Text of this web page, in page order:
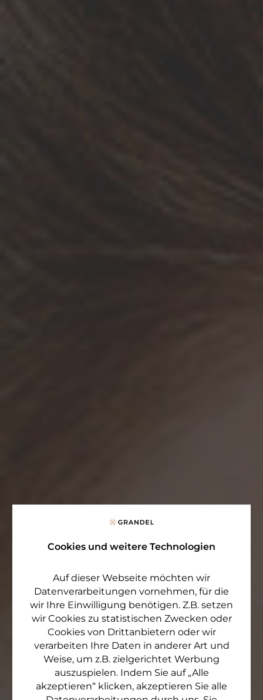
Cookies und weitere Technologien
Auf dieser Webseite möchten wir
Datenverarbeitungen vornehmen, für die
wir Ihre Einwilligung benötigen. Z.B. setzen
wir Cookies zu statistischen Zwecken oder
Cookies von Drittanbietern oder wir
verarbeiten Ihre Daten in anderer Art und
Weise, um z.B. zielgerichtet Werbung
auszuspielen. Indem Sie auf „Alle
akzeptieren“ klicken, akzeptieren Sie alle